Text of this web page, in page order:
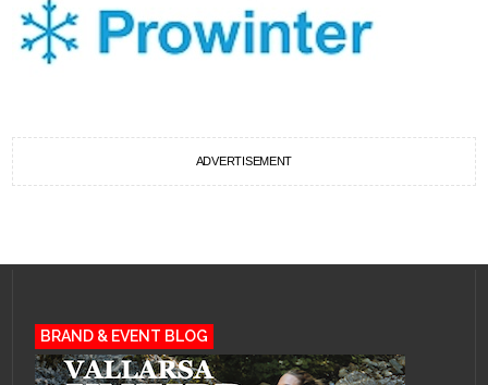
ADVERTISEMENT
BRAND & EVENT BLOG